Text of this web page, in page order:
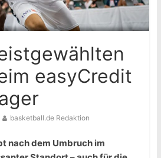
easyCredit
basketball.de Redaktion
nach dem Umbruch im